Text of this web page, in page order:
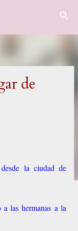
de
la ciudad de
las hermanas a la